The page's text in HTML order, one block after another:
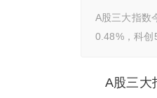
A股三大指数
0.48%，科
A股三大